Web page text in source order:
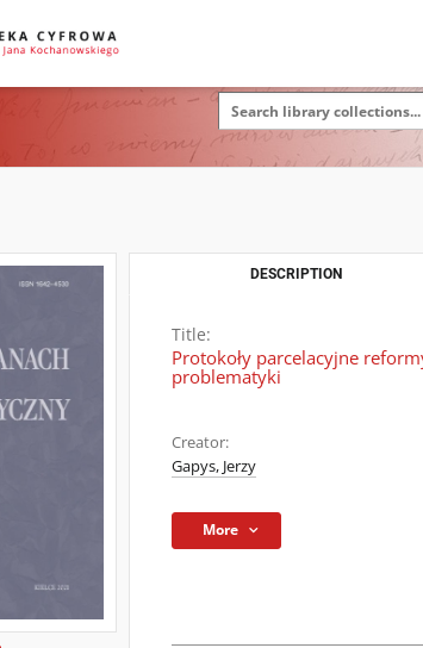
DESCRIPTION
Title:
Protokoły parcelacyjne
problematyki
Creator:
Gapys, Jerzy
More